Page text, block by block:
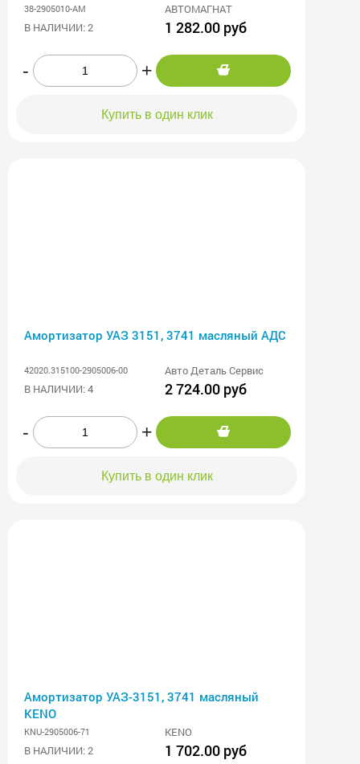
38-2905010-АМ
АВТОМАГНАТ
В НАЛИЧИИ: 2
1 282.00 руб
- +
Купить в один клик
Амортизатор УАЗ 3151, 3741 масляный АДС
42020.315100-2905006-00
Авто Деталь Сервис
В НАЛИЧИИ: 4
2 724.00 руб
- +
Купить в один клик
Амортизатор УАЗ-3151, 3741 масляный
KENO
KNU-2905006-71
KENO
В НАЛИЧИИ: 2
1 702.00 руб